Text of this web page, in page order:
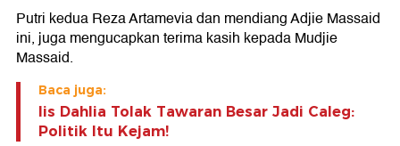
Putri kedua Reza Artamevia dan mendiang Adjie Massaid
ini, juga mengucapkan terima kasih kepada Mudjie
Massaid.
Baca juga:
Iis Dahlia Tolak Tawaran Besar Jadi Caleg:
Politik Itu Kejam!